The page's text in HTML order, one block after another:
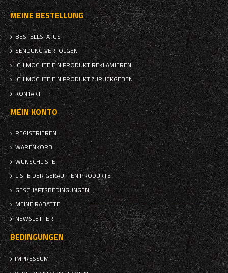
MEINE BESTELLUNG
BESTELLSTATUS
SENDUNG VERFOLGEN
ICH MÖCHTE EIN PRODUKT REKLAMIEREN
ICH MÖCHTE EIN PRODUKT ZURÜCKGEBEN
KONTAKT
MEIN KONTO
REGISTRIEREN
WARENKORB
WUNSCHLISTE
LISTE DER GEKAUFTEN PRODUKTE
GESCHÄFTSBEDINGUNGEN
MEINE RABATTE
NEWSLETTER
BEDINGUNGEN
IMPRESSUM